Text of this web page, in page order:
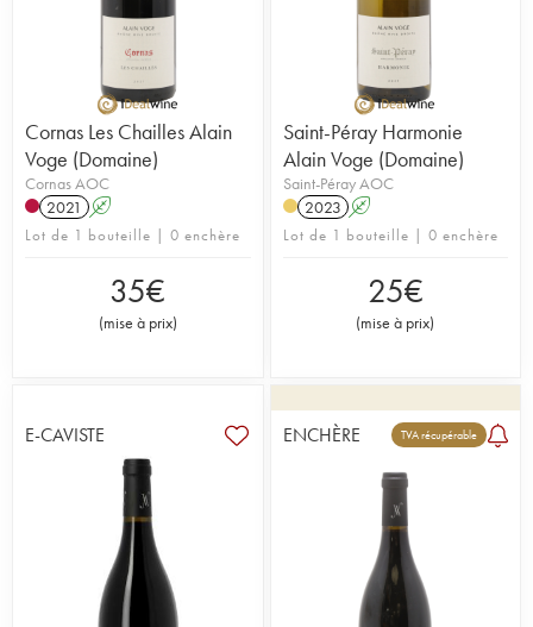
Cornas Les Chailles Alain
Voge (Domaine)
Cornas AOC
2021
A
Lot de 1 bouteille | 0 enchère
35€
(mise à prix)
Saint-Péray Harmonie
Alain Voge (Domaine)
Saint-Péray AOC
2023 A
Lot de 1 bouteille | 0 enchère
25€
(mise à prix)
E-CAVISTE ENCHÈRE TVA récupérable